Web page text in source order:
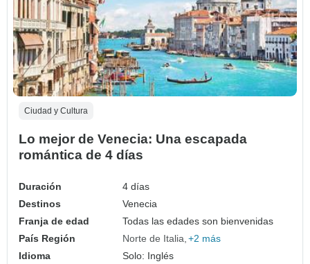
Ciudad y Cultura
Lo mejor de Venecia: Una escapada
romántica de 4 días
Duración
4 días
Destinos
Venecia
Franja de edad
Todas las edades son bienvenidas
País Región
Norte de Italia +2 más
Idioma
Solo: Inglés